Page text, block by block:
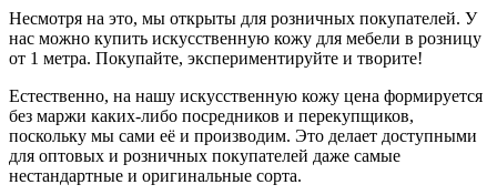
Несмотря на это, мы открыты для розничных покупателей. У
нас можно купить искусственную кожу для мебели в розницу
от 1 метра. Покупайте, экспериментируйте и творите!
Естественно, на нашу искусственную кожу цена формируется
без маржи каких-либо посредников и перекупщиков,
поскольку мы сами её и производим. Это делает доступными
для оптовых и розничных покупателей даже самые
нестандартные и оригинальные сорта.